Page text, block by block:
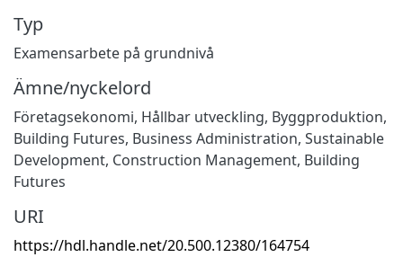
Typ
Examensarbete på grundnivå
Ämne/nyckelord
Företagsekonomi, Hållbar utveckling, Byggproduktion,
Building Futures, Business Administration, Sustainable
Development, Construction Management, Building
Futures
URI
https://hdl.handle.net/20.500.12380/164754